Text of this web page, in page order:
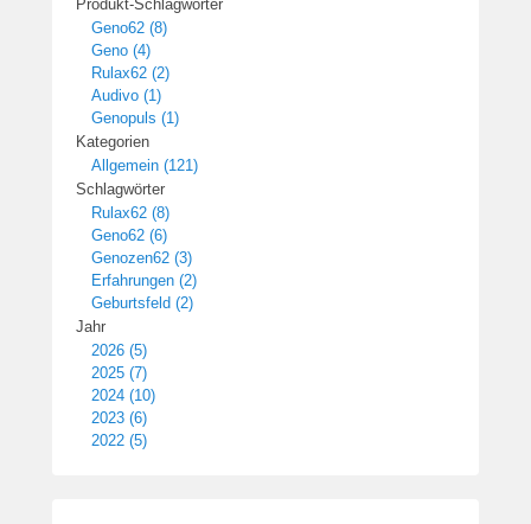
Produkt-Schlagwörter
Geno62 (8)
Geno (4)
Rulax62 (2)
Audivo (1)
Genopuls (1)
Kategorien
Allgemein (121)
Schlagwörter
Rulax62 (8)
Geno62 (6)
Genozen62 (3)
Erfahrungen (2)
Geburtsfeld (2)
Jahr
2026 (5)
2025 (7)
2024 (10)
2023 (6)
2022 (5)